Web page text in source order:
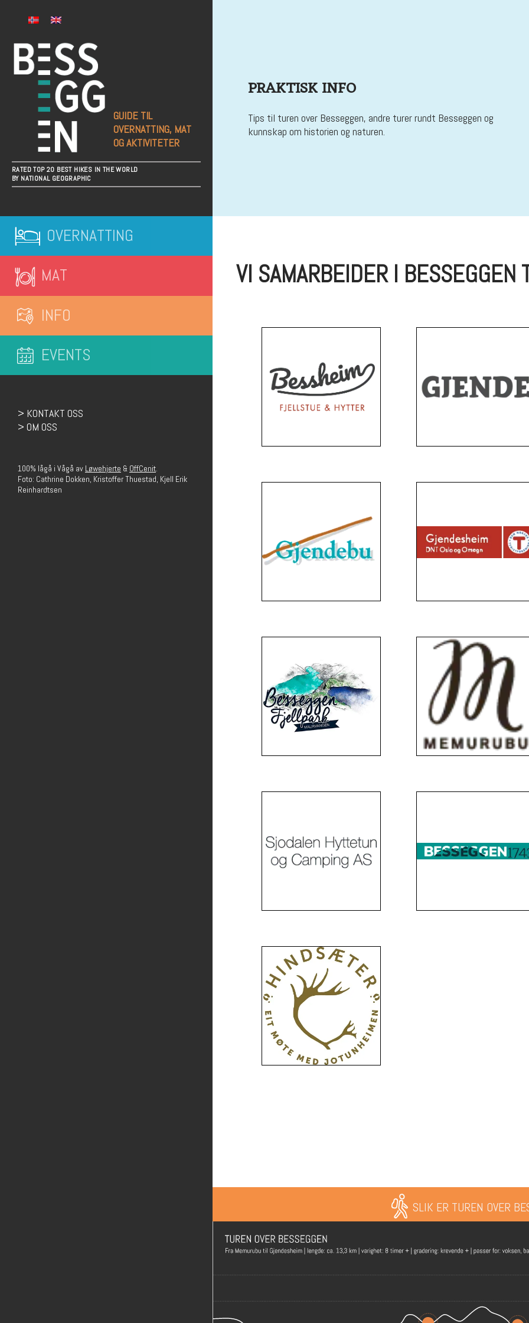
OVERNATTING
MAT
INFO
EVENTS
> KONTAKT OSS
> OM OSS
100% lågå i Vågå av Løwehjerte & OffCenit.
Foto: Cathrine Dokken, Kristoffer Thuestad, Kjell Erik
Reinhardtsen
GUIDE TIL
OVERNATTING, MAT
OG AKTIVITETER
RATED TOP 20 BEST HIKES IN THE WORLD
BY NATIONAL GEOGRAPHIC
PRAKTISK INFO
Tips til turen over Besseggen, andre turer rundt Besseggen og
kunnskap om historien og naturen.
VI SAMARBEIDER I BESSEGGEN
SLIK ER TUREN OVER